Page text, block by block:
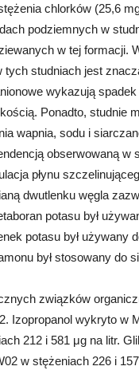
chlorków (25,6
podziemnych w
w tej formacji.
studniach jest
wykazują
Ponadto, studnie
wapnia, sodu i
obserwowaną w
płynu
dwutlenku węgla
potasu był
potasu był używany
był stosowany do
związków
Izopropanol wykryto w
212 i 581 μg na litr.
w stężeniach 226 i